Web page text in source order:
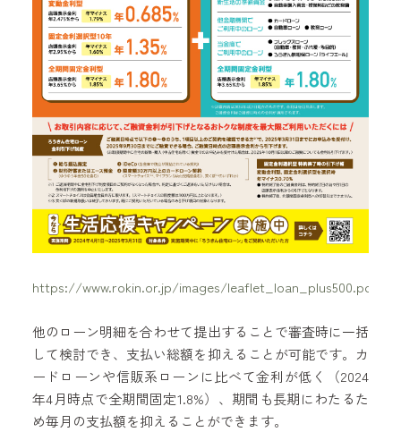
https://www.rokin.or.jp/images/leaflet_loan_plus500.pdf
他のローン明細を合わせて提出することで審査時に一括
して検討でき、支払い総額を抑えることが可能です。カ
ードローンや信販系ローンに比べて金利が低く（2024
年4月時点で全期間固定1.8%）、期間も長期にわたるた
め毎月の支払額を抑えることができます。